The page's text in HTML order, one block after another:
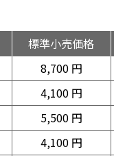
標準小売価格
8,700 円
4,100 円
5,500 円
4,100 円